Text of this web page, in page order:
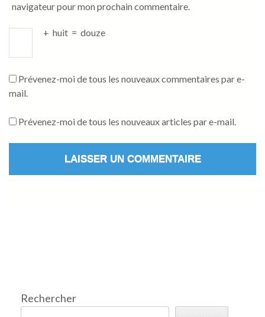
navigateur pour mon prochain commentaire.
+ huit = douze
Prévenez-moi de tous les nouveaux commentaires par e-
mail.
Prévenez-moi de tous les nouveaux articles par e-mail.
Rechercher